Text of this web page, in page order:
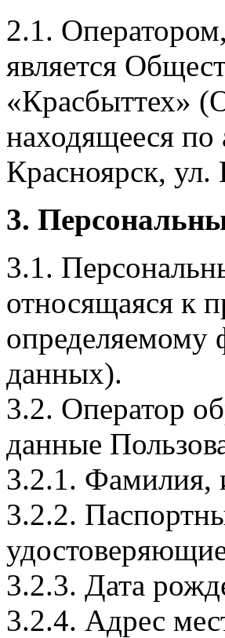
2.1.
является
«Красбыттех»
находящееся по
Красноярск, ул.
3.
3.1.
относящаяся к
определяемому
данных).
3.2. Оператор
данные
3.2.1. Фамилия,
3.2.2.
3.2.3. Дата
3.2.4. Адрес